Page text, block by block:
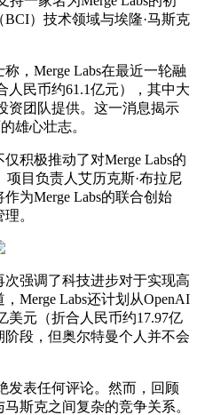
）技术领域与埃隆·马斯克
，Merge Labs在最近一轮融
人民币约61.1亿元），其中大
资团队提供。这一消息揭示
雄心壮志。
积极推动了对Merge Labs的
项目负责人艾历克斯·布拉尼
为Merge Labs的联合创始
。
强调了科技进步对于实现高
Merge Labs还计划从OpenAI
美元（折合人民币约17.97亿
段，但奥尔特曼个人并不会
发表任何评论。然而，回顾
斯克之间复杂的竞争关系。